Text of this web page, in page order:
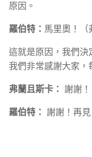
原因。
羅伯特： 馬里奧！（
這就是原因，我們決
我們非常感謝大家，
弗蘭且斯卡： 謝謝！
羅伯特： 謝謝！再見